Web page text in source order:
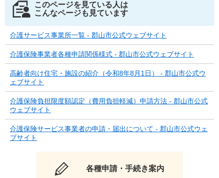
このページを見ている人は
こんなページも見ています
介護サービス事業所一覧 - 郡山市公式ウェブサイト
介護保険事業者各種申請関係様式 - 郡山市公式ウェブサイト
高齢者向け住宅・施設の紹介（令和8年8月1日） - 郡山市公式ウ
ェブサイト
介護保険負担限度額認定（費用負担軽減）申請方法 - 郡山市公式
ウェブサイト
介護保険サービス事業者の申請・届出について - 郡山市公式ウェ
ブサイト
各種申請・手続き案内